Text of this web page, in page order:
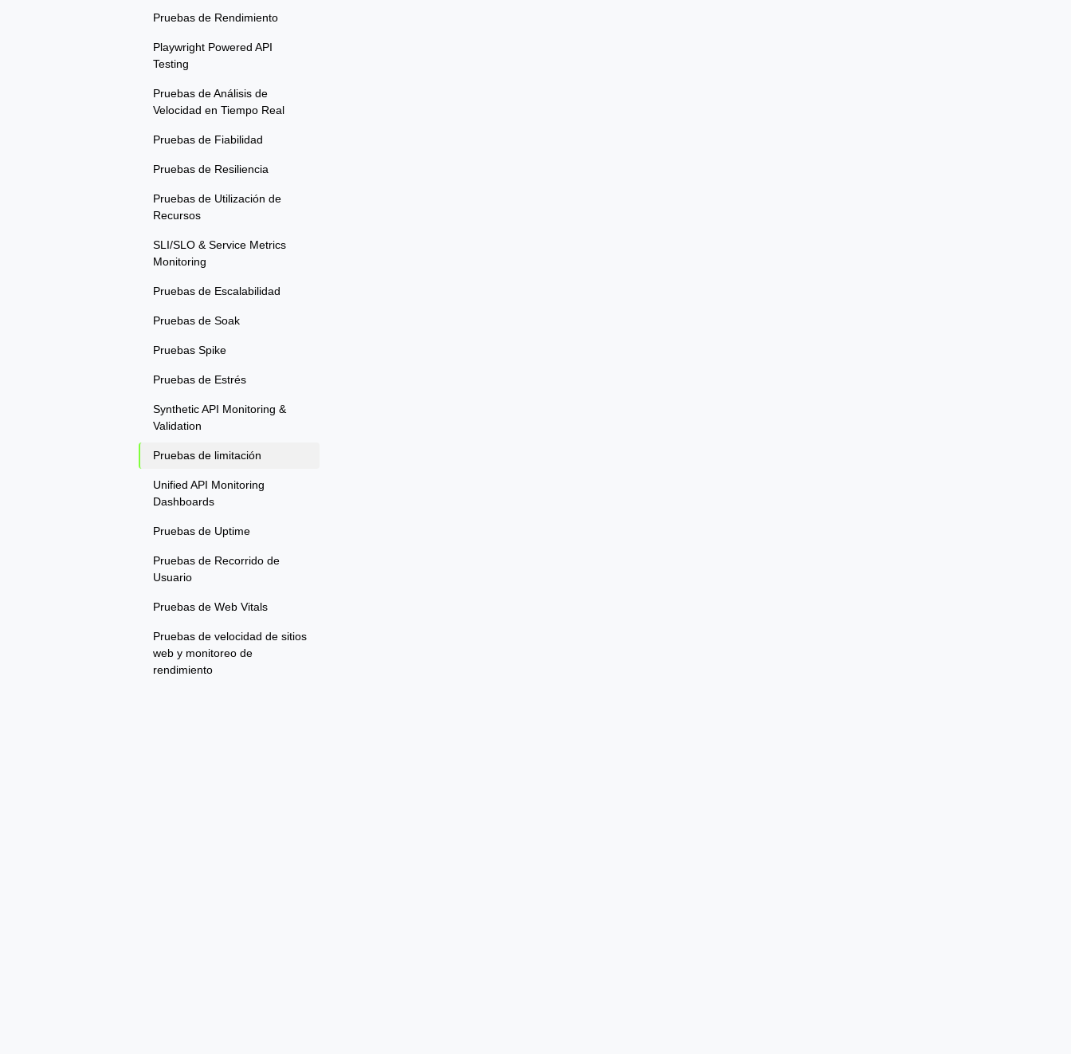
Pruebas de Rendimiento
Playwright Powered API
Testing
Pruebas de Análisis de
Velocidad en Tiempo Real
Pruebas de Fiabilidad
Pruebas de Resiliencia
Pruebas de Utilización de
Recursos
SLI/SLO & Service Metrics
Monitoring
Pruebas de Escalabilidad
Pruebas de Soak
Pruebas Spike
Pruebas de Estrés
Synthetic API Monitoring &
Validation
Pruebas de limitación
Unified API Monitoring
Dashboards
Pruebas de Uptime
Pruebas de Recorrido de
Usuario
Pruebas de Web Vitals
Pruebas de velocidad de sitios
web y monitoreo de
rendimiento